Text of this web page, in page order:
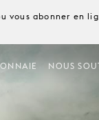
vous abonner en
NOUS